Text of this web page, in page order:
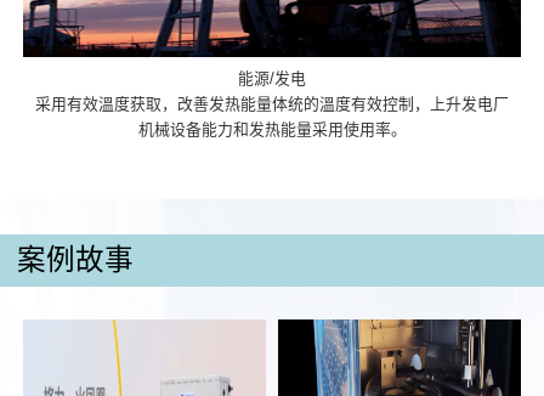
能源/发电
采用有效溫度获取，改善发热能量体统的溫度有效控制，上升发电厂
机械设备能力和发热能量采用使用率。
案例故事